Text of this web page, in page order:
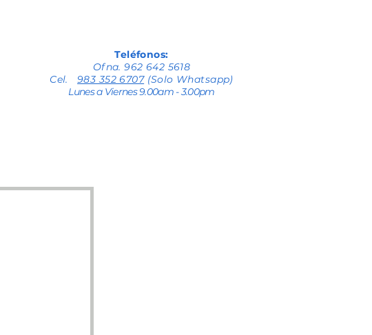
Teléfonos:
Ofna. 962 642 5618
Cel.983 352 6707(Solo Whatsapp)
Lunes a Viernes 9.00am - 3.00pm